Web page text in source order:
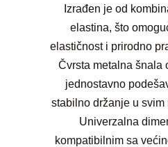
Izrađen je od
elastina, što
elastičnost i prirodno
Čvrsta metalna šnala
jednostavno
stabilno držanje u
Univerzalna
kompatibilnim sa